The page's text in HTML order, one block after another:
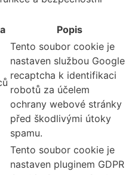
Popis
Tento soubor cookie je
nastaven službou Google
recaptcha k identifikaci
robotů za účelem
ochrany webové stránky
před škodlivými útoky
spamu.
Tento soubor cookie je
nastaven pluginem GDPR